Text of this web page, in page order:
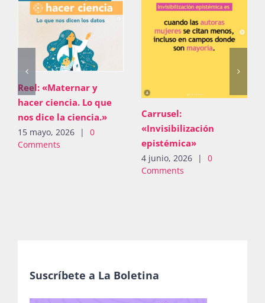
Reel: «Maternar y
hacer ciencia. Lo que
nos dice la ciencia.»
15 mayo, 2026 |
0
Comments
Carrusel:
«Invisibilización
epistémica»
4 junio, 2026 |
0
Comments
Suscríbete a La Boletina